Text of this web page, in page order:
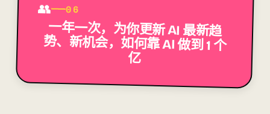
👥 06
一年一次，为你更新 AI 最新趋
势、新机会， 如何靠 AI 做到 1 个
亿